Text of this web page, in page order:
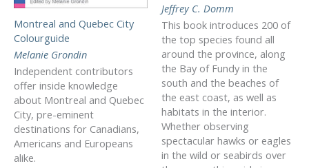
Montreal and Quebec City
Colourguide
Melanie Grondin
Independent contributors
offer inside knowledge
about Montreal and Quebec
City, pre-eminent
destinations for Canadians,
Americans and Europeans
alike.
Jeffrey C. Domm
This book introduces 200 of
the top species found all
around the province, along
the Bay of Fundy in the
south and the beaches of
the east coast, as well as
habitats in the interior.
Whether observing
spectacular hawks or eagles
in the wild or seabirds over